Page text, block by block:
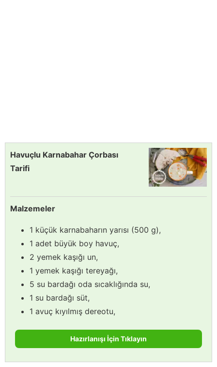
Havuçlu Karnabahar Çorbası
Tarifi
Malzemeler
1 küçük karnabaharın yarısı (500 g),
1 adet büyük boy havuç,
2 yemek kaşığı un,
1 yemek kaşığı tereyağı,
5 su bardağı oda sıcaklığında su,
1 su bardağı süt,
1 avuç kıyılmış dereotu,
Hazırlanışı İçin Tıklayın